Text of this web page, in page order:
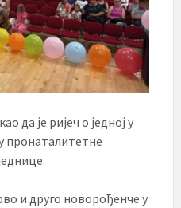
да је ријеч о једној у
пронаталитетне
и друго новорођенче у